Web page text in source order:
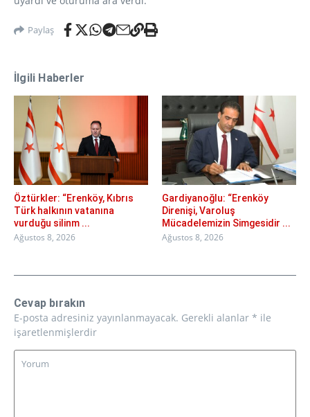
Paylaş
İlgili Haberler
Öztürkler: “Erenköy, Kıbrıs
Türk halkının vatanına
vurduğu silinm ...
Ağustos 8, 2026
Gardiyanoğlu: “Erenköy
Direnişi, Varoluş
Mücadelemizin Simgesidir ...
Ağustos 8, 2026
Cevap bırakın
E-posta adresiniz yayınlanmayacak. Gerekli alanlar * ile
işaretlenmişlerdir